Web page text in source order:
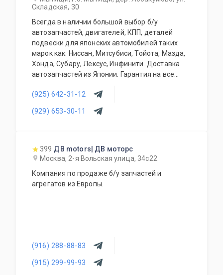
Складская, 30
Всегда в наличии большой выбор б/у
автозапчастей, двигателей, КПП, деталей
подвески для японских автомобилей таких
марок как: Ниссан, Митсубиси, Тойота, Мазда,
Хонда, Субару, Лексус, Инфинити. Доставка
автозапчастей из Японии. Гарантия на все
(925) 642-31-12
(929) 653-30-11
399 ДВ motors| ДВ моторс
Москва, 2-я Вольская улица, 34с22
Компания по продаже б/у запчастей и
агрегатов из Европы.
(916) 288-88-83
(915) 299-99-93